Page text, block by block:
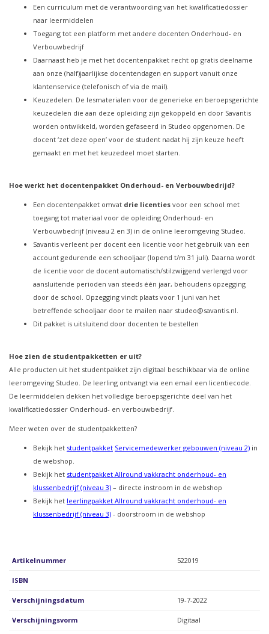
Een curriculum met de verantwoording van het kwalificatiedossier
naar leermiddelen
Toegang tot een platform met andere docenten Onderhoud- en
Verbouwbedrijf
Daarnaast heb je met het docentenpakket recht op gratis deelname
aan onze (half)jaarlijkse docentendagen en support vanuit onze
klantenservice (telefonisch of via de mail).
Keuzedelen. De lesmaterialen voor de generieke en beroepsgerichte
keuzedelen die aan deze opleiding zijn gekoppeld en door Savantis
worden ontwikkeld, worden gefaseerd in Studeo opgenomen. De
docent ‘zet deze open’ voor de student nadat hij zijn keuze heeft
gemaakt en met het keuzedeel moet starten.
Hoe werkt het docentenpakket Onderhoud- en Verbouwbedrijd?
Een docentenpakket omvat drie licenties voor een school met
toegang tot materiaal voor de opleiding Onderhoud- en
Verbouwbedrijf (niveau 2 en 3) in de online leeromgeving Studeo.
Savantis verleent per docent een licentie voor het gebruik van een
account gedurende een schooljaar (lopend t/m 31 juli). Daarna wordt
de licentie voor de docent automatisch/stilzwijgend verlengd voor
aansluitende perioden van steeds één jaar, behoudens opzegging
door de school. Opzegging vindt plaats voor 1 juni van het
betreffende schooljaar door te mailen naar studeo@savantis.nl
Dit pakket is uitsluitend door docenten te bestellen
Hoe zien de studentpakketten er uit?
Alle producten uit het studentpakket zijn digitaal beschikbaar via de online
leeromgeving Studeo. De leerling ontvangt via een email een licentiecode.
De leermiddelen dekken het volledige beroepsgerichte deel van het
kwalificatiedossier Onderhoud- en verbouwbedrijf.
Meer weten over de studentpakketten?
Bekijk het studentpakket Servicemedewerker gebouwen (niveau 2) in
de webshop.
Bekijk het studentpakket Allround vakkracht onderhoud- en
klussenbedrijf (niveau 3) – directe instroom in de webshop
Bekijk het leerlingpakket Allround vakkracht onderhoud- en
klussenbedrijf (niveau 3) - doorstroom in de webshop
Artikelnummer 522019
ISBN
Verschijningsdatum 19-7-2022
Verschijningsvorm Digitaal